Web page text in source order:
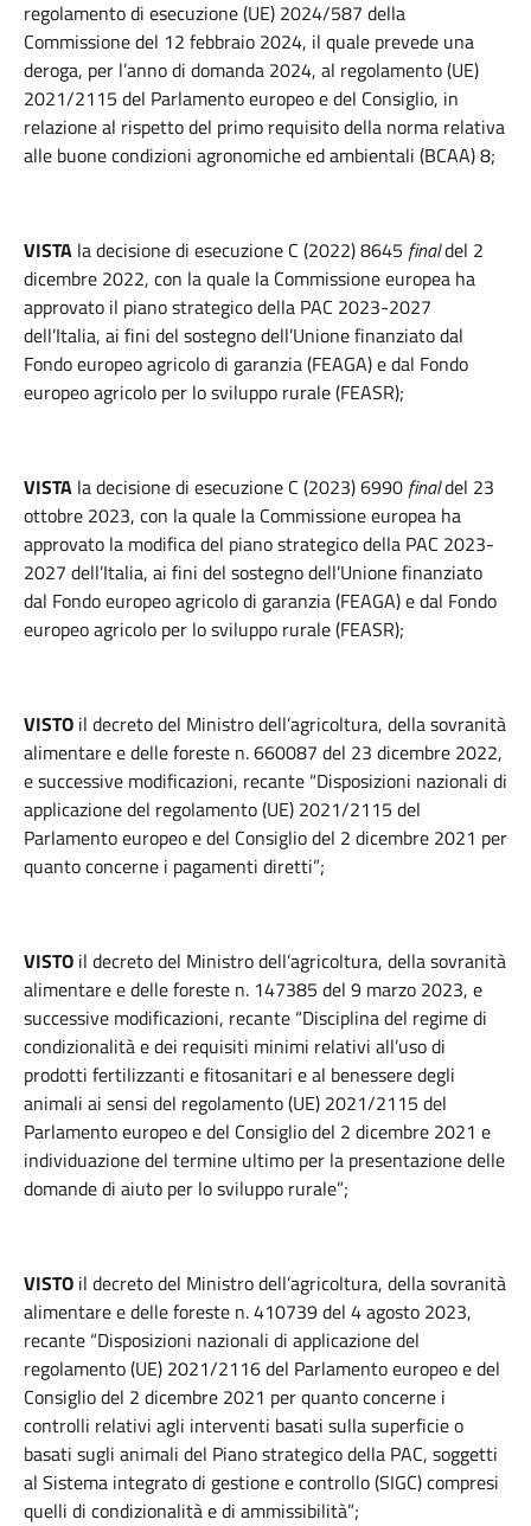
regolamento di esecuzione (UE) 2024/587 della
Commissione del 12 febbraio 2024, il quale prevede una
deroga, per l’anno di domanda 2024, al regolamento (UE)
2021/2115 del Parlamento europeo e del Consiglio, in
relazione al rispetto del primo requisito della norma relativa
alle buone condizioni agronomiche ed ambientali (BCAA) 8;
VISTA la decisione di esecuzione C (2022) 8645 finaldel 2
dicembre 2022, con la quale la Commissione europea ha
approvato il piano strategico della PAC 2023-2027
dell’Italia, ai fini del sostegno dell’Unione finanziato dal
Fondo europeo agricolo di garanzia (FEAGA) e dal Fondo
europeo agricolo per lo sviluppo rurale (FEASR);
VISTA la decisione di esecuzione C (2023) 6990 finaldel 23
ottobre 2023, con la quale la Commissione europea ha
approvato la modifica del piano strategico della PAC 2023-
2027 dell’Italia, ai fini del sostegno dell’Unione finanziato
dal Fondo europeo agricolo di garanzia (FEAGA) e dal Fondo
europeo agricolo per lo sviluppo rurale (FEASR);
VISTO il decreto del Ministro dell’agricoltura, della sovranità
alimentare e delle foreste n. 660087 del 23 dicembre 2022,
e successive modificazioni, recante “Disposizioni nazionali di
applicazione del regolamento (UE) 2021/2115 del
Parlamento europeo e del Consiglio del 2 dicembre 2021 per
quanto concerne i pagamenti diretti”;
VISTO il decreto del Ministro dell’agricoltura, della sovranità
alimentare e delle foreste n. 147385 del 9 marzo 2023, e
successive modificazioni, recante “Disciplina del regime di
condizionalità e dei requisiti minimi relativi all’uso di
prodotti fertilizzanti e fitosanitari e al benessere degli
animali ai sensi del regolamento (UE) 2021/2115 del
Parlamento europeo e del Consiglio del 2 dicembre 2021 e
individuazione del termine ultimo per la presentazione delle
domande di aiuto per lo sviluppo rurale”;
VISTO il decreto del Ministro dell’agricoltura, della sovranità
alimentare e delle foreste n. 410739 del 4 agosto 2023,
recante “Disposizioni nazionali di applicazione del
regolamento (UE) 2021/2116 del Parlamento europeo e del
Consiglio del 2 dicembre 2021 per quanto concerne i
controlli relativi agli interventi basati sulla superficie o
basati sugli animali del Piano strategico della PAC, soggetti
al Sistema integrato di gestione e controllo (SIGC) compresi
quelli di condizionalità e di ammissibilità”;